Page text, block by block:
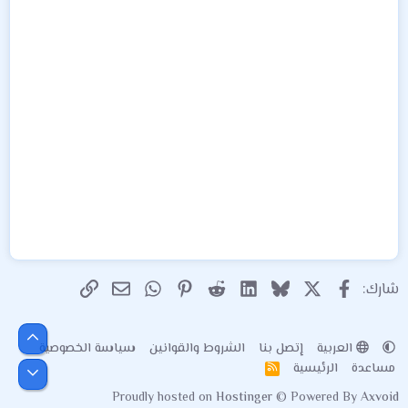
شارك: فيسبوك Bluesky
LinkedIn
Reddit
Pinterest
WhatsApp
البريد الإلكتروني
الرابط
العربية إتصل بنا الشروط والقوانين
سياسة الخصوصية
مساعدة
الرئيسية
R
S
Proudly hosted on Hostinger© Powered ByAxvoid
أعلى